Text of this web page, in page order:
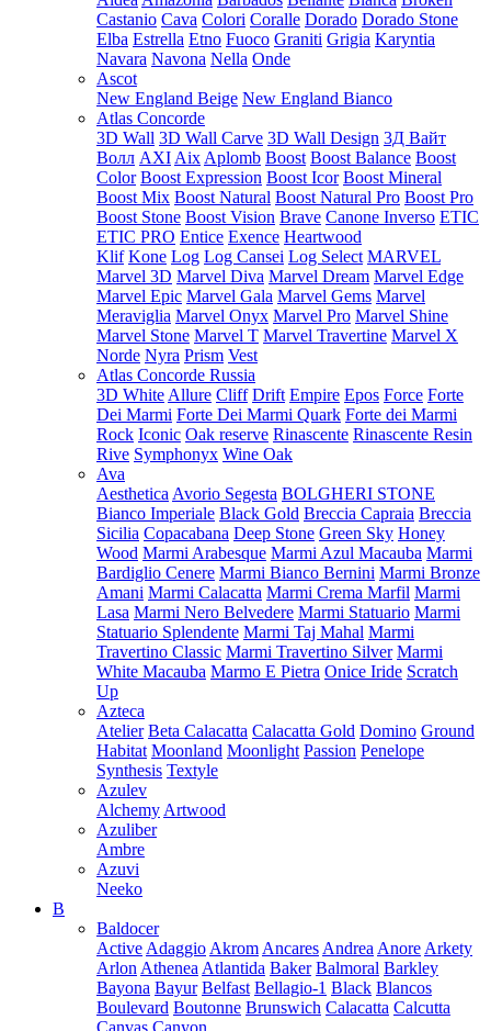
Castanio Cava Colori Coralle Dorado Dorado Stone
Elba Estrella Etno Fuoco Graniti Grigia Karyntia
Navara Navona Nella Onde
Ascot
New England Beige New England Bianco
Atlas Concorde
3D Wall 3D Wall Carve 3D Wall Design 3Д Вайт
Волл AXI Aix Aplomb Boost Boost Balance Boost
Color Boost Expression Boost Icor Boost Mineral
Boost Mix Boost Natural Boost Natural Pro Boost Pro
Boost Stone Boost Vision Brave Canone Inverso ETIC
ETIC PRO Entice Exence Heartwood
Klif Kone Log Log Cansei Log Select MARVEL
Marvel 3D Marvel Diva Marvel Dream Marvel Edge
Marvel Epic Marvel Gala Marvel Gems Marvel
Meraviglia Marvel Onyx Marvel Pro Marvel Shine
Marvel Stone Marvel T Marvel Travertine Marvel X
Norde Nyra Prism Vest
Atlas Concorde Russia
3D White Allure Cliff Drift Empire Epos Force Forte
Dei Marmi Forte Dei Marmi Quark Forte dei Marmi
Rock Iconic Oak reserve Rinascente Rinascente Resin
Rive Symphonyx Wine Oak
Ava
Aesthetica Avorio Segesta BOLGHERI STONE
Bianco Imperiale Black Gold Breccia Capraia Breccia
Sicilia Copacabana Deep Stone Green Sky Honey
Wood Marmi Arabesque Marmi Azul Macauba Marmi
Bardiglio Cenere Marmi Bianco Bernini Marmi Bronze
Amani Marmi Calacatta Marmi Crema Marfil Marmi
Lasa Marmi Nero Belvedere Marmi Statuario Marmi
Statuario Splendente Marmi Taj Mahal Marmi
Travertino Classic Marmi Travertino Silver Marmi
White Macauba Marmo E Pietra Onice Iride Scratch
Up
Azteca
Atelier Beta Calacatta Calacatta Gold Domino Ground
Habitat Moonland Moonlight Passion Penelope
Synthesis Textyle
Azulev
Alchemy Artwood
Azuliber
Ambre
Azuvi
Neeko
B
Baldocer
Active Adaggio Akrom Ancares Andrea Anore Arkety
Arlon Athenea Atlantida Baker Balmoral Barkley
Bayona Bayur Belfast Bellagio-1 Black Blancos
Boulevard Boutonne Brunswich Calacatta Calcutta